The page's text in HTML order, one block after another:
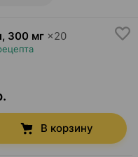
, 300 мг ×20
В корзину